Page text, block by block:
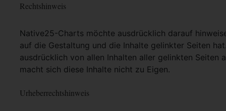
Rechtshinweis
Native25-Charts möchte ausdrücklich darauf
auf die Gestaltung und die Inhalte gelinkter Seiten
ausdrücklich von allen Inhalten aller gelinkten Seiten
macht sich diese Inhalte nicht zu Eigen.
Urheberrechtshinweis